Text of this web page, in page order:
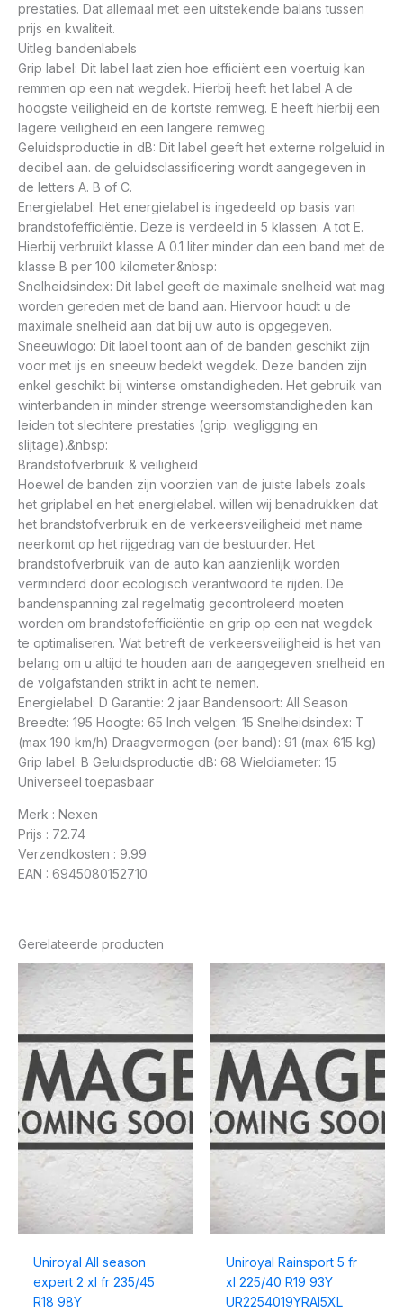
prestaties. Dat allemaal met een uitstekende balans tussen
prijs en kwaliteit.
Uitleg bandenlabels
Grip label: Dit label laat zien hoe efficiënt een voertuig kan
remmen op een nat wegdek. Hierbij heeft het label A de
hoogste veiligheid en de kortste remweg. E heeft hierbij een
lagere veiligheid en een langere remweg
Geluidsproductie in dB: Dit label geeft het externe rolgeluid in
decibel aan. de geluidsclassificering wordt aangegeven in
de letters A. B of C.
Energielabel: Het energielabel is ingedeeld op basis van
brandstofefficiëntie. Deze is verdeeld in 5 klassen: A tot E.
Hierbij verbruikt klasse A 0.1 liter minder dan een band met de
klasse B per 100 kilometer.&nbsp:
Snelheidsindex: Dit label geeft de maximale snelheid wat mag
worden gereden met de band aan. Hiervoor houdt u de
maximale snelheid aan dat bij uw auto is opgegeven.
Sneeuwlogo: Dit label toont aan of de banden geschikt zijn
voor met ijs en sneeuw bedekt wegdek. Deze banden zijn
enkel geschikt bij winterse omstandigheden. Het gebruik van
winterbanden in minder strenge weersomstandigheden kan
leiden tot slechtere prestaties (grip. wegligging en
slijtage).&nbsp:
Brandstofverbruik & veiligheid
Hoewel de banden zijn voorzien van de juiste labels zoals
het griplabel en het energielabel. willen wij benadrukken dat
het brandstofverbruik en de verkeersveiligheid met name
neerkomt op het rijgedrag van de bestuurder. Het
brandstofverbruik van de auto kan aanzienlijk worden
verminderd door ecologisch verantwoord te rijden. De
bandenspanning zal regelmatig gecontroleerd moeten
worden om brandstofefficiëntie en grip op een nat wegdek
te optimaliseren. Wat betreft de verkeersveiligheid is het van
belang om u altijd te houden aan de aangegeven snelheid en
de volgafstanden strikt in acht te nemen.
Energielabel: D Garantie: 2 jaar Bandensoort: All Season
Breedte: 195 Hoogte: 65 Inch velgen: 15 Snelheidsindex: T
(max 190 km/h) Draagvermogen (per band): 91 (max 615 kg)
Grip label: B Geluidsproductie dB: 68 Wieldiameter: 15
Universeel toepasbaar
Merk : Nexen
Prijs : 72.74
Verzendkosten : 9.99
EAN : 6945080152710
Gerelateerde producten
Uniroyal All season
expert 2 xl fr 235/45
R18 98Y
Uniroyal Rainsport 5 fr
xl 225/40 R19 93Y
UR2254019YRAI5XL